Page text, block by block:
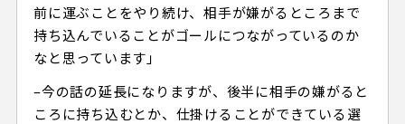
前に運ぶことをやり続け、相手が嫌がるところまで
持ち込んでいることがゴールにつながっているのか
なと思っています」
–今の話の延長になりますが、後半に相手の嫌がると
ころに持ち込むとか、仕掛けることができている選